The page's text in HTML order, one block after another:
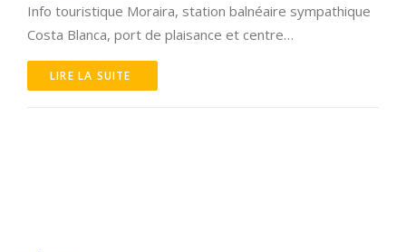
Info touristique Moraira, station balnéaire sympathique
Costa Blanca, port de plaisance et centre…
LIRE LA SUITE